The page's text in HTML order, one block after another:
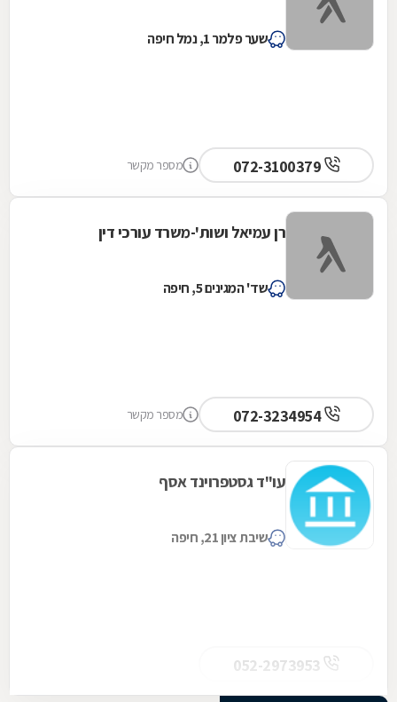
טלפון, על כל מסמך שנכתב אף בלילה, על כל
והמומחיות המקצועית הרבה שלך. אני יוצא
מהדרך הזו לדרך חדשה ולא רק בגלל הסיום
ענק, אכפתיות וכנות אמיתית כלפיי וזה בלתי
ובעיקר בריאות.
שער פלמר 1, נמל חיפה
מספר מקשר
רן עמיאל ושות'-משרד עורכי דין
שד' המגינים 5, חיפה
072-3234954 מספר מקשר
עו"ד גסטפרוינד אסף
שיבת ציון 21, חיפה